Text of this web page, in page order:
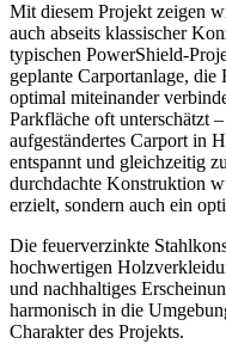
Mit diesem Projekt zeigen
auch abseits klassischer
typischen PowerShield-
geplante Carportanlage,
optimal miteinander
Parkfläche oft unterschätzt
aufgeständertes Carport in
entspannt und gleichzeitig
durchdachte Konstruktion
erzielt, sondern auch ein
Die feuerverzinkte
hochwertigen
und nachhaltiges
harmonisch in die
Charakter des Projekts.